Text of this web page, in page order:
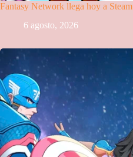
Fantasy Network llega hoy a Steam
6 agosto, 2026